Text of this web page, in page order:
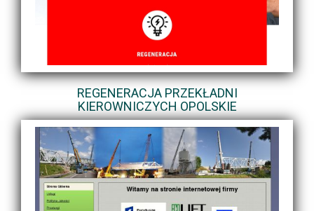
REGENERACJA PRZEKŁADNI
KIEROWNICZYCH OPOLSKIE